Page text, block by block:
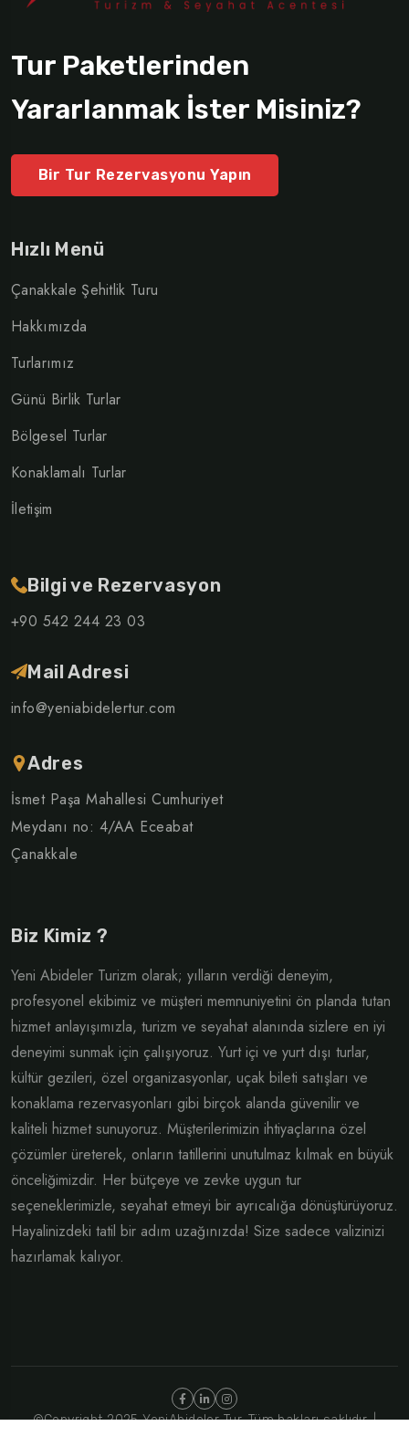
Tur Paketlerinden
Yararlanmak İster Misiniz?
Bir Tur Rezervasyonu Yapın
Hızlı Menü
Çanakkale Şehitlik Turu
Hakkımızda
Turlarımız
Günü Birlik Turlar
Bölgesel Turlar
Konaklamalı Turlar
İletişim
Bilgi ve Rezervasyon
+90 542 244 23 03
Mail Adresi
info@yeniabidelertur.com
Adres
İsmet Paşa Mahallesi Cumhuriyet
Meydanı no: 4/AA Eceabat
Çanakkale
Biz Kimiz ?
Yeni Abideler Turizm olarak; yılların verdiği deneyim,
profesyonel ekibimiz ve müşteri memnuniyetini ön planda tutan
hizmet anlayışımızla, turizm ve seyahat alanında sizlere en iyi
deneyimi sunmak için çalışıyoruz. Yurt içi ve yurt dışı turlar,
kültür gezileri, özel organizasyonlar, uçak bileti satışları ve
konaklama rezervasyonları gibi birçok alanda güvenilir ve
kaliteli hizmet sunuyoruz. Müşterilerimizin ihtiyaçlarına özel
çözümler üreterek, onların tatillerini unutulmaz kılmak en büyük
önceliğimizdir. Her bütçeye ve zevke uygun tur
seçeneklerimizle, seyahat etmeyi bir ayrıcalığa dönüştürüyoruz.
Hayalinizdeki tatil bir adım uzağınızda! Size sadece valizinizi
hazırlamak kalıyor.
©Copyright 2025 YeniAbideler Tur. Tüm hakları saklıdır. |